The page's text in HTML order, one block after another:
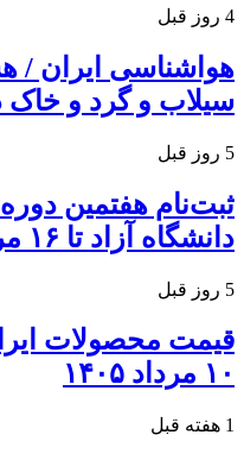
4 روز قبل
هواشناسی ایران /
سیلاب و گرد و
5 روز قبل
ثبت‌نام هفتمین
دانشگاه آزاد تا ۱۶ مرداد تمدید شد
5 روز قبل
قیمت محصولات
۱۰ مرداد ۱۴۰۵
1 هفته قبل